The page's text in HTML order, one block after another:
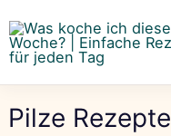
Inhalt
springen
Pilze Rezepte